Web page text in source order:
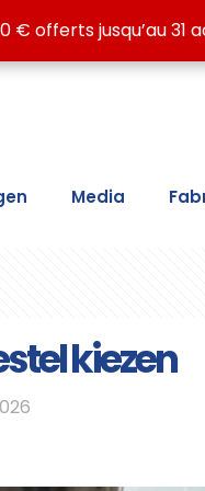
a humidade:
Media
kiezen
€ offerts jusqu’au
€ offerts jusqu’au